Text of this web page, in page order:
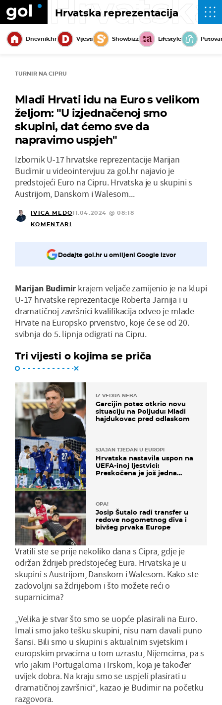
Hrvatska reprezentacija
Dnevnik.hr Vijesti Showbizz Lifestyle
TURNIR NA CIPRU
Mladi Hrvati idu na Euro s velikom
željom: "U izjednačenoj smo
skupini, dat ćemo sve da
napravimo uspjeh"
Izbornik U-17 hrvatske reprezentacije Marijan
Budimir u videointervjuu za gol.hr najavio je
predstojeći Euro na Cipru. Hrvatska je u skupini s
Austrijom, Danskom i Walesom...
IVICA MEDO11.04.2024 @ 08:18
KOMENTARI
Dodajte gol.hr u omiljeni Google izvor
Marijan Budimir krajem veljače zamijenio je na klupi
U-17 hrvatske reprezentacije Roberta Jarnija i u
dramatičnoj završnici kvalifikacija odveo je mlade
Hrvate na Europsko prvenstvo, koje će se od 20.
svibnja do 5. lipnja odigrati na Cipru.
Tri vijesti o kojima se priča
IZ VEDRA NEBA
Garcijin potez otkrio novu
situaciju na Poljudu: Mladi
hajdukovac pred odlaskom
SJAJAN TJEDAN U EUROPI
Hrvatska nastavila uspon na
UEFA-inoj ljestvici:
Preskočena je još jedna
OPA!
Josip Šutalo radi transfer u
redove nogometnog diva i
bivšeg prvaka Europe
Vratili ste se prije nekoliko dana s Cipra, gdje je
održan ždrijeb predstojećeg Eura. Hrvatska je u
skupini s Austrijom, Danskom i Walesom. Kako ste
zadovoljni sa ždrijebom i što možete reći o
suparnicima?
„Velika je stvar što smo se uopće plasirali na Euro.
Imali smo jako tešku skupini, nisu nam davali puno
šansi. Bili smo u skupini s aktualnim svjetskim i
europskim prvacima u tom uzrastu, Nijemcima, pa s
vrlo jakim Portugalcima i Irskom, koja je također
uvijek dobra. Na kraju smo se uspjeli plasirati u
dramatičnoj završnici“, kazao je Budimir na početku
razgovora.